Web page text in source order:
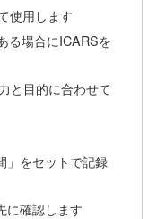
使用します
る場合にICARSを
と目的に合わせて
」をセットで記録
に確認します